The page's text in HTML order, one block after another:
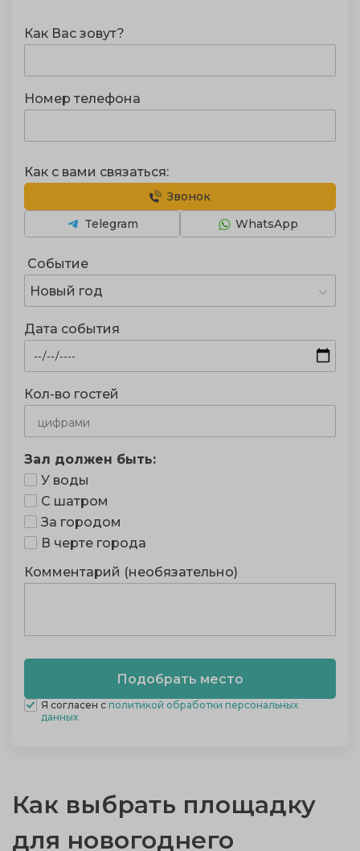
Как Вас зовут?
Номер телефона
Событие
Новый год
Дата события
Кол-во гостей
Зал должен быть:
У воды
С шатром
За городом
В черте города
Как с вами связаться:
Звонок
WhatsApp
Telegram
Комментарий (необязательно)
Я согласен с политикой обработки персональных
данных
Как выбрать площадку
для новогоднего